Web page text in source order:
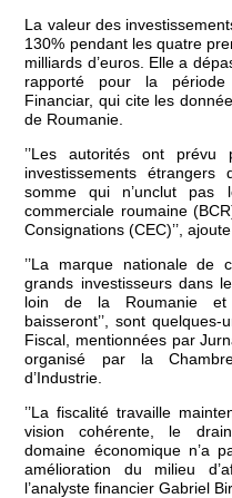
La valeur des
130% pendant les quatre
milliards d’euros. Elle a
rapporté pour la
Financiar, qui cite les
de Roumanie.
’’Les autorités ont
investissements étrangers
somme qui n’unclut pas
commerciale roumaine
Consignations (CEC)’’,
’’La marque nationale de
grands investisseurs dans
loin de la Roumanie et
baisseront’’, sont
Fiscal, mentionnées par
organisé par la
d’Industrie.
’’La fiscalité travaille
vision cohérente, le
domaine économique n’a
amélioration du milieu
l’analyste financier Gabriel